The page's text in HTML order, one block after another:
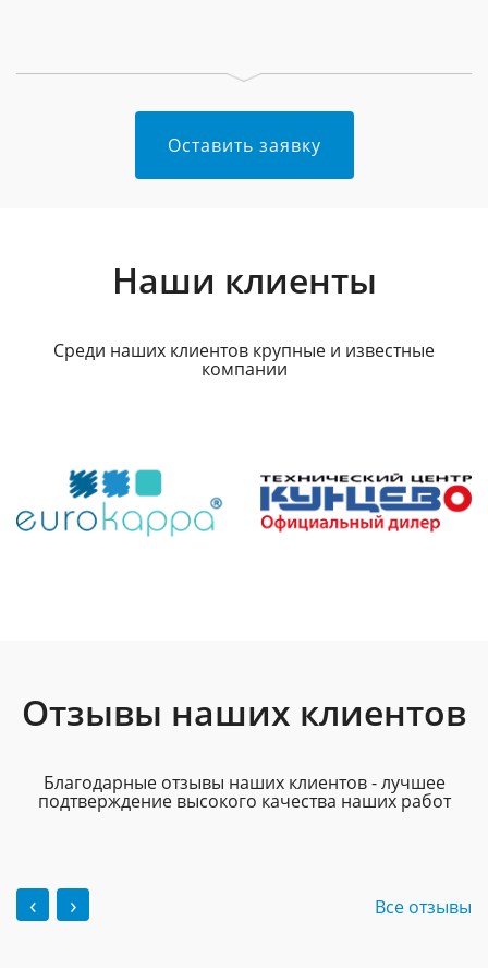
Оставить заявку
Наши клиенты
Среди наших клиентов крупные и известные
компании
Отзывы наших клиентов
Благодарные отзывы наших клиентов - лучшее
подтверждение высокого качества наших работ
‹ › Все отзывы